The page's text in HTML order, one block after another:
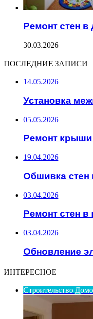
Ремонт стен в
30.03.2026
ПОСЛЕДНИЕ ЗАПИСИ
14.05.2026
Установка
05.05.2026
Ремонт крыши
19.04.2026
Обшивка стен
03.04.2026
Ремонт стен в
03.04.2026
Обновление
ИНТЕРЕСНОЕ
Строительство